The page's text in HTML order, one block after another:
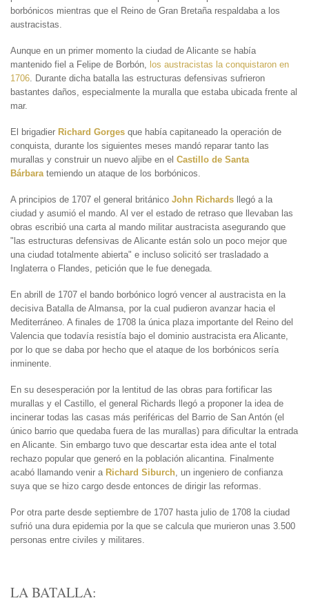
borbónicos mientras que el Reino de Gran Bretaña respaldaba a los
austracistas.
Aunque en un primer momento la ciudad de Alicante se había
mantenido fiel a Felipe de Borbón, los austracistas la conquistaron en
1706 . Durante dicha batalla las estructuras defensivas sufrieron
bastantes daños, especialmente la muralla que estaba ubicada frente al
mar.
El brigadier Richard Gorges que había capitaneado la operación de
conquista, durante los siguientes meses mandó reparar tanto las
murallas y construir un nuevo aljibe en el Castillo de Santa
Bárbara temiendo un ataque de los borbónicos.
A principios de 1707 el general británico John Richards llegó a la
ciudad y asumió el mando. Al ver el estado de retraso que llevaban las
obras escribió una carta al mando militar austracista asegurando que
"las estructuras defensivas de Alicante están solo un poco mejor que
una ciudad totalmente abierta" e incluso solicitó ser trasladado a
Inglaterra o Flandes, petición que le fue denegada.
En abrill de 1707 el bando borbónico logró vencer al austracista en la
decisiva Batalla de Almansa, por la cual pudieron avanzar hacia el
Mediterráneo. A finales de 1708 la única plaza importante del Reino del
Valencia que todavía resistía bajo el dominio austracista era Alicante,
por lo que se daba por hecho que el ataque de los borbónicos sería
inminente.
En su desesperación por la lentitud de las obras para fortificar las
murallas y el Castillo, el general Richards llegó a proponer la idea de
incinerar todas las casas más periféricas del Barrio de San Antón (el
único barrio que quedaba fuera de las murallas) para dificultar la entrada
en Alicante. Sin embargo tuvo que descartar esta idea ante el total
rechazo popular que generó en la población alicantina. Finalmente
acabó llamando venir a Richard Siburch , un ingeniero de confianza
suya que se hizo cargo desde entonces de dirigir las reformas.
Por otra parte desde septiembre de 1707 hasta julio de 1708 la ciudad
sufrió una dura epidemia por la que se calcula que murieron unas 3.500
personas entre civiles y militares.
LA BATALLA: